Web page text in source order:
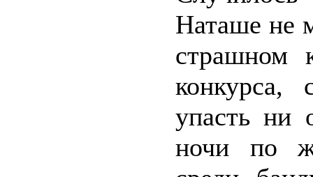
Наташе не
страшном
конкурса,
упасть ни
ночи по